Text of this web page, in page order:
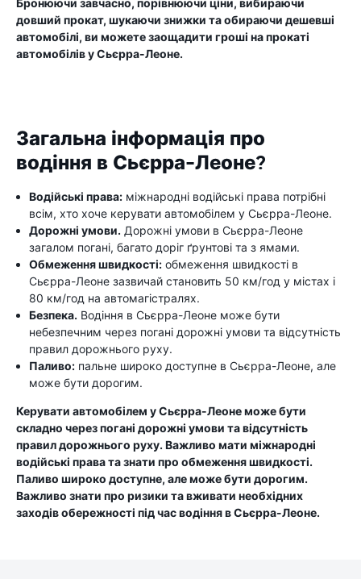
Бронюючи завчасно, порівнюючи ціни, вибираючи
довший прокат, шукаючи знижки та обираючи дешевші
автомобілі, ви можете заощадити гроші на прокаті
автомобілів у Сьєрра-Леоне.
Загальна інформація про
водіння в Сьєрра-Леоне?
Водійські права: міжнародні водійські права потрібні
всім, хто хоче керувати автомобілем у Сьєрра-Леоне.
Дорожні умови. Дорожні умови в Сьєрра-Леоне
загалом погані, багато доріг ґрунтові та з ямами.
Обмеження швидкості: обмеження швидкості в
Сьєрра-Леоне зазвичай становить 50 км/год у містах і
80 км/год на автомагістралях.
Безпека. Водіння в Сьєрра-Леоне може бути
небезпечним через погані дорожні умови та відсутність
правил дорожнього руху.
Паливо: пальне широко доступне в Сьєрра-Леоне, але
може бути дорогим.
Керувати автомобілем у Сьєрра-Леоне може бути
складно через погані дорожні умови та відсутність
правил дорожнього руху. Важливо мати міжнародні
водійські права та знати про обмеження швидкості.
Паливо широко доступне, але може бути дорогим.
Важливо знати про ризики та вживати необхідних
заходів обережності під час водіння в Сьєрра-Леоне.